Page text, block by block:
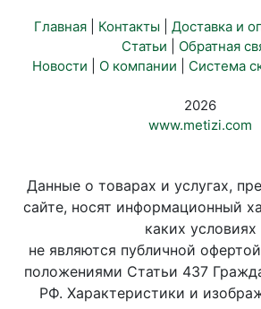
Главная Контакты Доставка и
Статьи
Обратная
Новости
О компании Система
2026
www.metizi.com
Данные о товарах и услугах,
сайте, носят информационный
каких условиях
не являются публичной
положениями Статьи 437
РФ. Характеристики и